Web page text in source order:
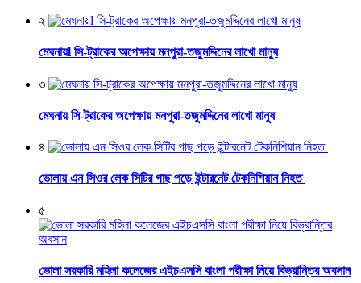
২
মেঘনায়l সি-ট্রাকের অপেক্ষায় মনপুরা-তজুমদ্দিনের লাখো মানুষ
৩
মেঘনায় সি-ট্রাকের অপেক্ষায় মনপুরা-তজুমদ্দিনের লাখো মানুষ
৪
ভোলায় এন সিওর লেক সিটির গাছ পড়ে ইন্টারনেট টেকনিশিয়ান নিহত
৫
ভোলা সরকারি মহিলা কলেজের এইচএসসি বাংলা পরীক্ষা নিয়ে বিভ্রান্তির অবসান